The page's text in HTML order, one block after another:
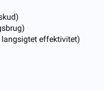
langsigtet effektivitet)